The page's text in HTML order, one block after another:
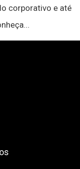
corporativo e até